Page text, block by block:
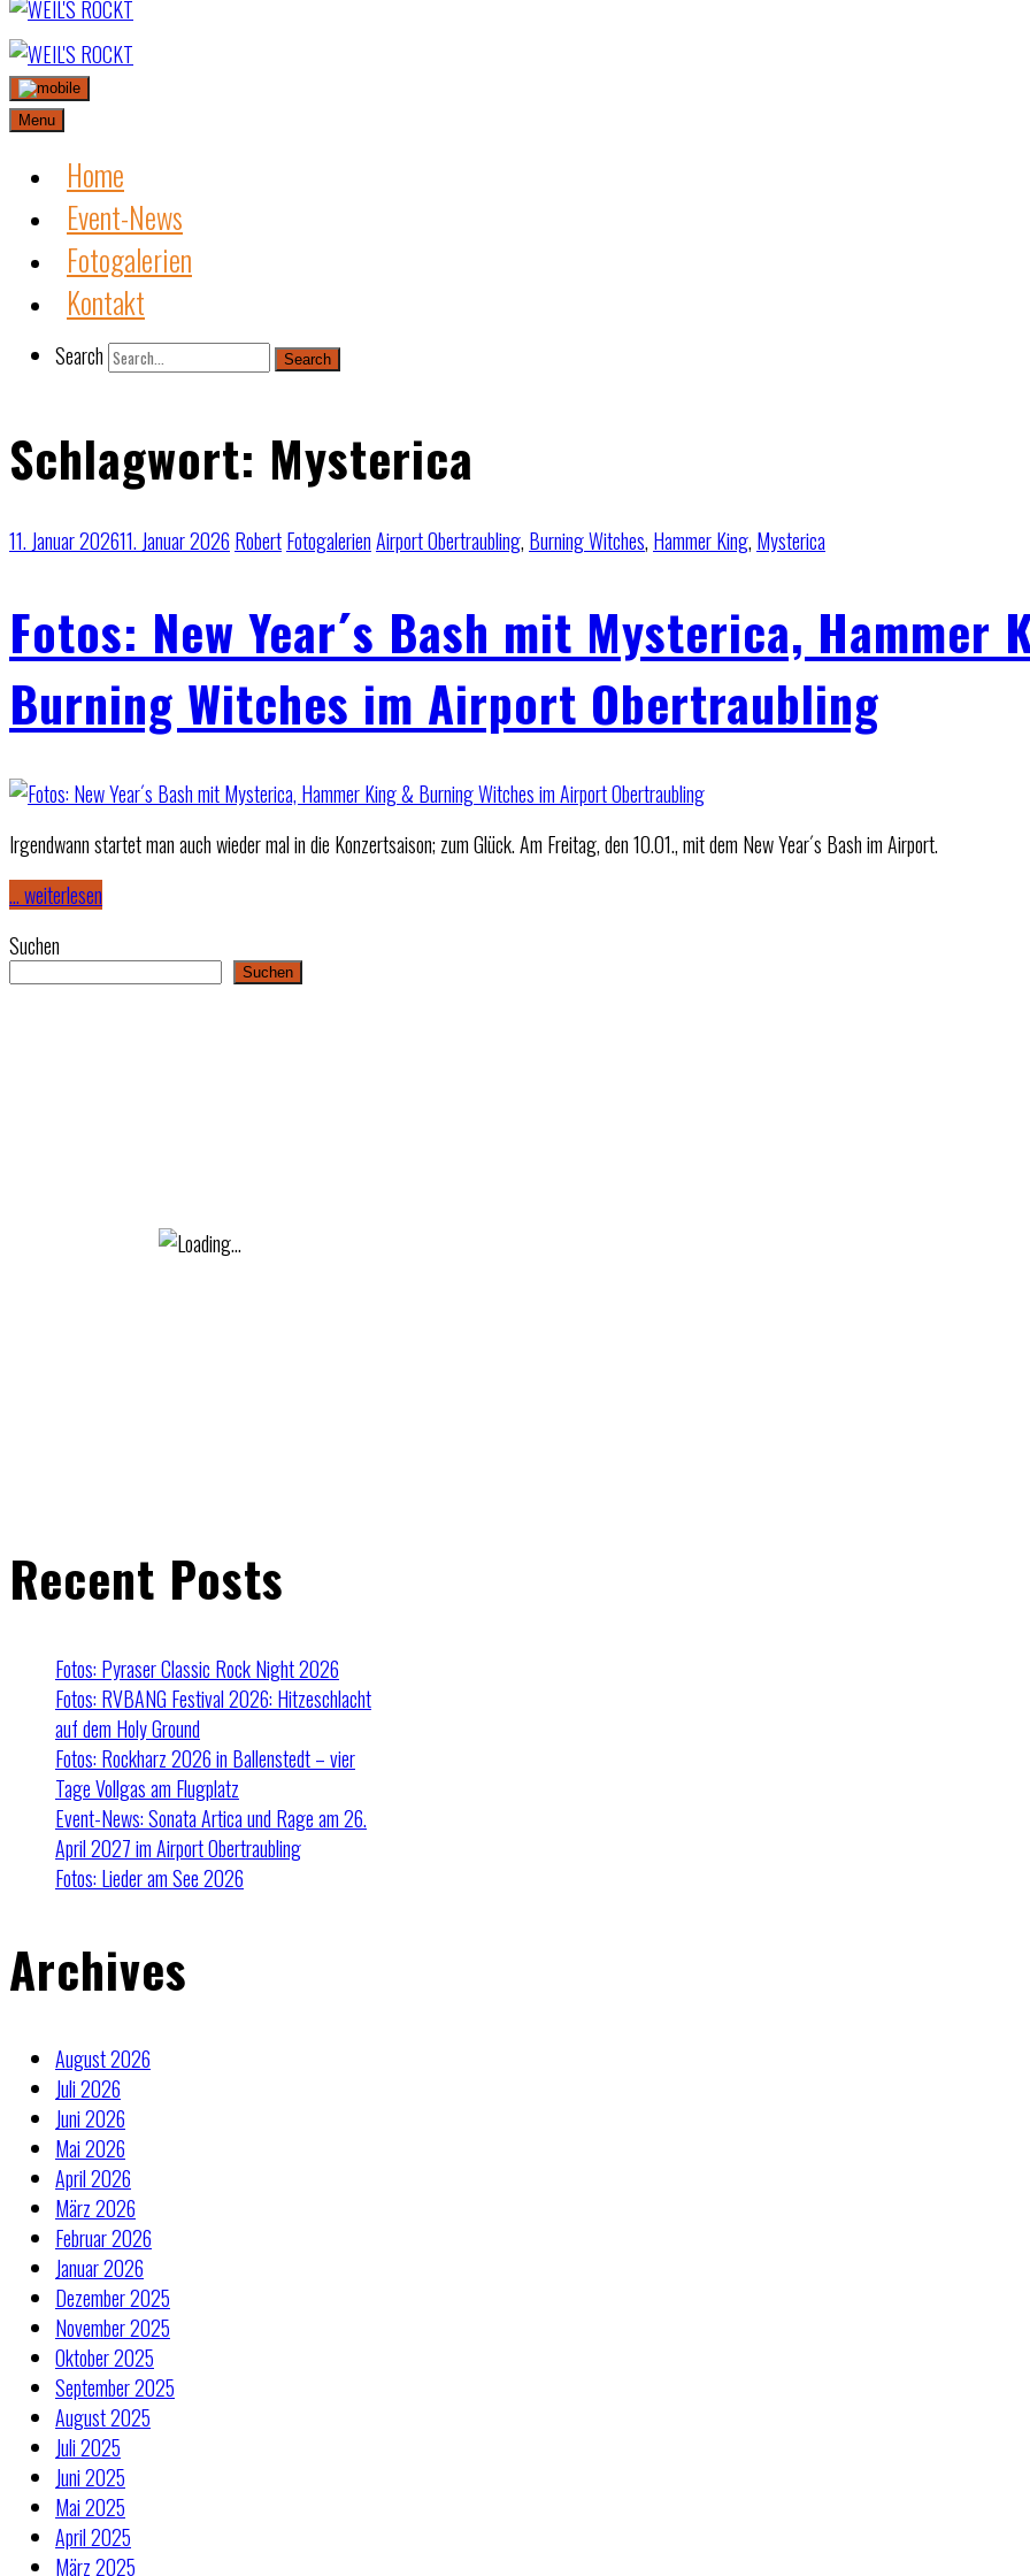
Skip
to
content
Menu
Home
Event-News
Fotogalerien
Kontakt
Search Search
Schlagwort: Mysterica
11. Januar 202611. Januar 2026 RobertFotogalerienAirport Obertraubling, Burning Witches, Hammer King, Mysterica
Fotos: New Year´s Bash mit Mysterica, Hammer
Burning Witches im Airport Obertraubling
Irgendwann startet man auch wieder mal in die Konzertsaison; zum Glück. Am Freitag, den 10.01., mit dem New Year´s Bash im Airport.
… weiterlesen
Suchen
Suchen
Recent Posts
Fotos: Pyraser Classic Rock Night 2026
Fotos: RVBANG Festival 2026: Hitzeschlacht
auf dem Holy Ground
Fotos: Rockharz 2026 in Ballenstedt – vier
Tage Vollgas am Flugplatz
Event-News: Sonata Artica und Rage am 26.
April 2027 im Airport Obertraubling
Fotos: Lieder am See 2026
Archives
August 2026
Juli 2026
Juni 2026
Mai 2026
April 2026
März 2026
Februar 2026
Januar 2026
Dezember 2025
November 2025
Oktober 2025
September 2025
August 2025
Juli 2025
Juni 2025
Mai 2025
April 2025
März 2025